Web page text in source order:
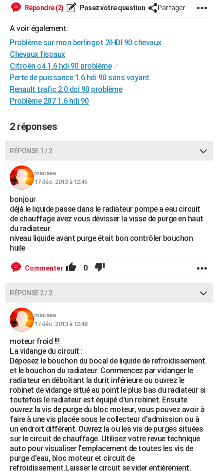
Alimentation
Guide de la santé
Maladies
Médicaments
Sommeil
VOYAGE
PHOTO
GUIDES D'ACHAT
BONS PLANS
CARTE DE VOEUX
Carte de Noël
Carte Bonne année
Carte Saint-Valentin
Carte Pâques
Carte d'anniversaire
DICTIONNAIRE
PROGRAMME TV
FORUM
Bricolage
Lifestyle
Culture
Sport
Auto
Television
Voyage
Cinema
Répondre (2) Posez votre question Partager
A voir également:
Problème sur mon berlingot 2lHDI 90 chevaux
Chevaux fiscaux
Citroën c4 1.6 hdi 90 problème ✓
Perte de puissance 1.6 hdi 90 sans voyant
Renault trafic 2.0 dci 90 problème
Problème 207 1.6 hdi 90
2 réponses
RÉPONSE 1 / 2
macaaa
17 déc. 2013 à 12:45
bonjour
déjà le liquide passe dans le radiateur pompe a eau circuit
de chauffage avez vous dévisser la visse de purge en haut
du radiateur
niveau liquide avant purge était bon contrôler bouchon
huile
Commenter 0
RÉPONSE 2 / 2
macaaa
17 déc. 2013 à 12:48
moteur froid !!!
La vidange du circuit :
Déposez le bouchon du bocal de liquide de refroidissement
et le bouchon du radiateur. Commencez par vidanger le
radiateur en déboîtant la durit inférieure ou ouvrez le
robinet de vidange situé au point le plus bas du radiateur si
toutefois le radiateur est équipé d'un robinet. Ensuite
ouvrez la vis de purge du bloc moteur, vous pouvez avoir à
faire à une vis placée sous le collecteur d'admission ou à
un endroit différent. Ouvrez la ou les vis de purges situées
sur le circuit de chauffage. Utilisez votre revue technique
auto pour visualiser l'emplacement de toutes les vis de
purge d'eau, bloc moteur et circuit de
refroidissement.Laisser le circuit se vider entièrement.